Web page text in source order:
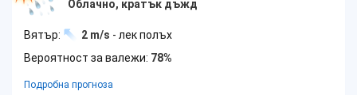
Облачно, кратък дъжд
Вятър: 2 m/s - лек полъх
Вероятност за валежи: 78%
Подробна прогноза